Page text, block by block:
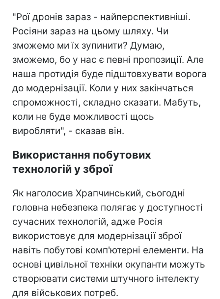
"Рої дронів зараз - найперспективніші.
Росіяни зараз на цьому шляху. Чи
зможемо ми їх зупинити? Думаю,
зможемо, бо у нас є певні пропозиції. Але
наша протидія буде підштовхувати ворога
до модернізації. Коли у них закінчаться
спроможності, складно сказати. Мабуть,
коли не буде можливості щось
виробляти", - сказав він.
Використання побутових
технологій у зброї
Як наголосив Храпчинський, сьогодні
головна небезпека полягає у доступності
сучасних технологій, адже Росія
використовує для модернізації зброї
навіть побутові комп'ютерні елементи. На
основі цивільної техніки окупанти можуть
створювати системи штучного інтелекту
для військових потреб.